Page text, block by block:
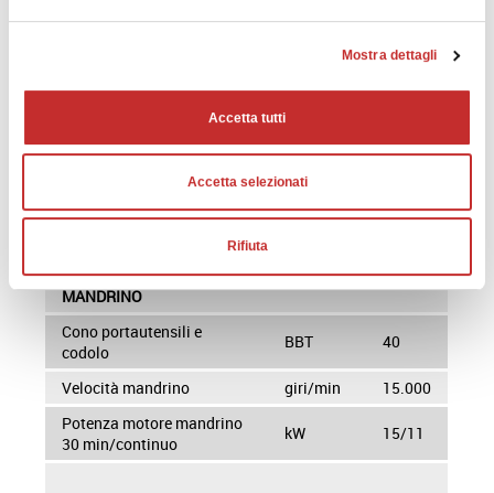
Mostra dettagli
Accetta tutti
Accetta selezionati
Rifiuta
1.200
mm
Avanzamenti rapidi X, Y
mm/min
30.000
Avanzamenti rapidi Z
mm/min
Avanzamenti di lavoro
mm/min 20.000
MANDRINO
Cono portautensili e
codolo
BBT 40
Velocità mandrino giri/min
15.000
Potenza motore mandrino
30 min/continuo
kW 15/11